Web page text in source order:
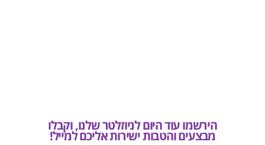
הירשמו עוד היום לניוזלטר שלנו, וקבלו
מבצעים והטבות ישירות אליכם למייל!